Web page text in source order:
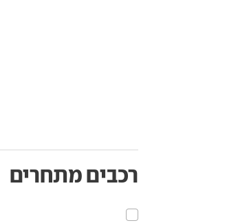
רכבים מתחרים